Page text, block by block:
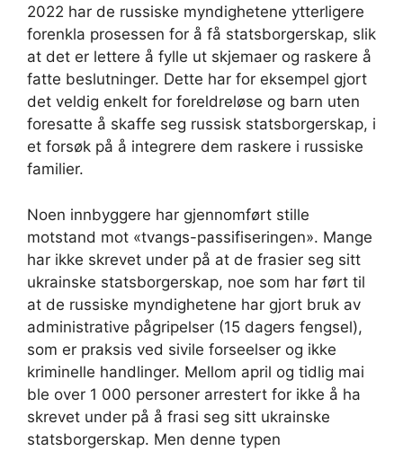
2022 har de russiske myndighetene ytterligere
forenkla prosessen for å få statsborgerskap, slik
at det er lettere å fylle ut skjemaer og raskere å
fatte beslutninger. Dette har for eksempel gjort
det veldig enkelt for foreldreløse og barn uten
foresatte å skaffe seg russisk statsborgerskap, i
et forsøk på å integrere dem raskere i russiske
familier.
Noen innbyggere har gjennomført stille
motstand mot «tvangs-passifiseringen». Mange
har ikke skrevet under på at de frasier seg sitt
ukrainske statsborgerskap, noe som har ført til
at de russiske myndighetene har gjort bruk av
administrative pågripelser (15 dagers fengsel),
som er praksis ved sivile forseelser og ikke
kriminelle handlinger. Mellom april og tidlig mai
ble over 1 000 personer arrestert for ikke å ha
skrevet under på å frasi seg sitt ukrainske
statsborgerskap. Men denne typen